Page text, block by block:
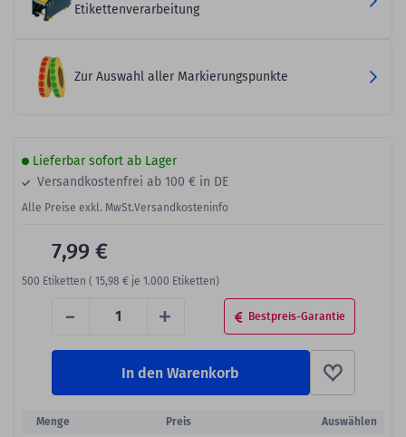
Etikettenverarbeitung
Zur Auswahl aller Markierungspunkte
Lieferbar sofort ab Lager
Versandkostenfrei ab 100 € in DE
Alle Preise exkl. MwSt.Versandkosteninfo
- + Bestpreis-Garantie
7,99 €
500 Etiketten ( 15,98 € je 1.000 Etiketten)
In den Warenkorb
Menge Preis Auswählen